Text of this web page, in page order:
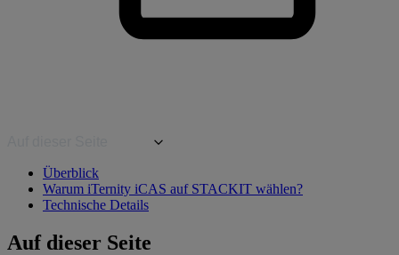
Überblick
Warum iTernity iCAS auf STACKIT wählen?
Technische Details
Auf dieser Seite